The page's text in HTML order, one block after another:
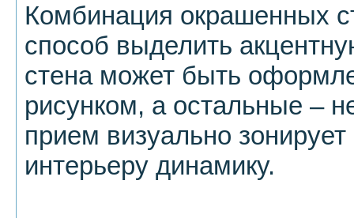
Комбинация окрашенных
способ выделить
стена может быть
рисунком, а остальные –
прием визуально
интерьеру динамику.